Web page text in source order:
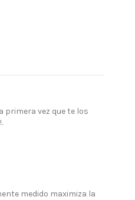
primera vez que te los
medido maximiza la